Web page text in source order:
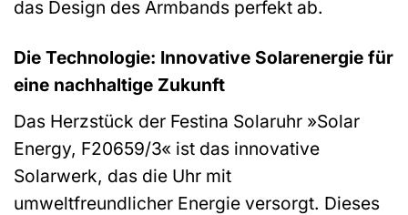
das Design des Armbands perfekt ab.
Die Technologie: Innovative Solarenergie für
eine nachhaltige Zukunft
Das Herzstück der Festina Solaruhr »Solar
Energy, F20659/3« ist das innovative
Solarwerk, das die Uhr mit
umweltfreundlicher Energie versorgt. Dieses